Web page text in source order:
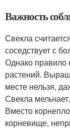
Важность
Свекла
соседствует с
Однако правило
растений.
месте нельзя,
Свекла
Вместо
корневище,